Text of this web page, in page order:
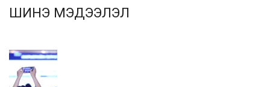
ШИНЭ МЭДЭЭЛЭЛ